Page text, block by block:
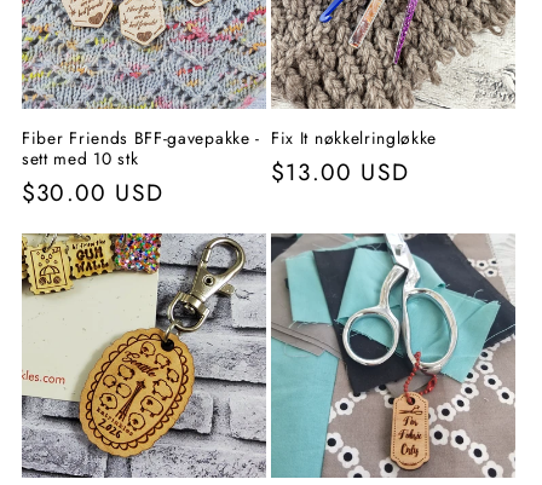
Fiber Friends BFF-gavepakke -
sett med 10 stk
Vanlig
pris
$30.00 USD
Fix It nøkkelringløkke
Vanlig
$13.00 USD